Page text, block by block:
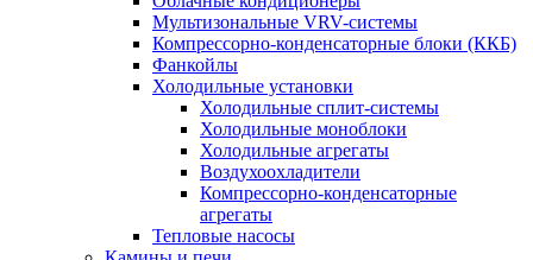
Мультизональные VRV-системы
Компрессорно-конденсаторные блоки (ККБ)
Фанкойлы
Холодильные установки
Холодильные сплит-системы
Холодильные моноблоки
Холодильные агрегаты
Воздухоохладители
Компрессорно-конденсаторные
агрегаты
Тепловые насосы